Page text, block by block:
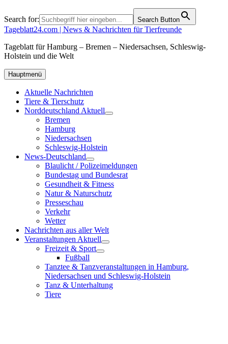
Search for: Search Button
Tageblatt24.com | News & Nachrichten für Tierfreunde
Tageblatt für Hamburg – Bremen – Niedersachsen, Schleswig-
Holstein und die Welt
Hauptmenü
Aktuelle Nachrichten
Tiere & Tierschutz
Norddeutschland Aktuell
Bremen
Hamburg
Niedersachsen
Schleswig-Holstein
News-Deutschland
Blaulicht / Polizeimeldungen
Bundestag und Bundesrat
Gesundheit & Fitness
Natur & Naturschutz
Presseschau
Verkehr
Wetter
Nachrichten aus aller Welt
Veranstaltungen Aktuell
Freizeit & Sport
Fußball
Tanztee & Tanzveranstaltungen in Hamburg,
Niedersachsen und Schleswig-Holstein
Tanz & Unterhaltung
Tiere